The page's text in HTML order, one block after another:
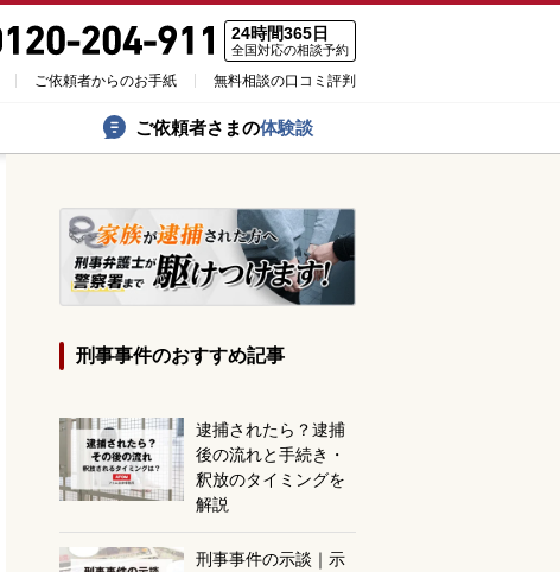
24時間365日
全国対応の相談予約
ご依頼者からのお手紙 無料相談の口コミ評判
ご依頼者さまの体験談
刑事事件のおすすめ記事
逮捕されたら？逮捕
後の流れと手続き・
釈放のタイミングを
解説
刑事事件の示談｜示